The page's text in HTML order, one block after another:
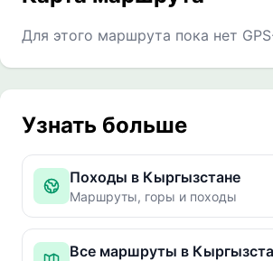
Для этого маршрута пока нет
Узнать больше
Походы в Кыргызстане
Маршруты, горы и походы
Все маршруты в